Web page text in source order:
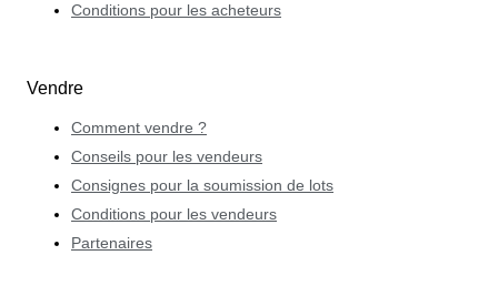
Conditions pour les acheteurs
Vendre
Comment vendre ?
Conseils pour les vendeurs
Consignes pour la soumission de lots
Conditions pour les vendeurs
Partenaires